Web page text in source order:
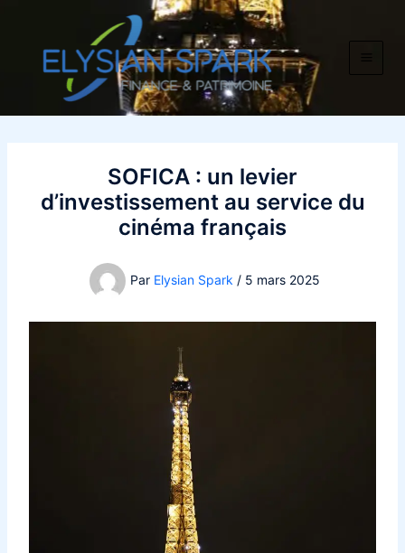
contenu
SOFICA : un levier
d’investissement au service du
cinéma français
Par Elysian Spark / 5 mars 2025